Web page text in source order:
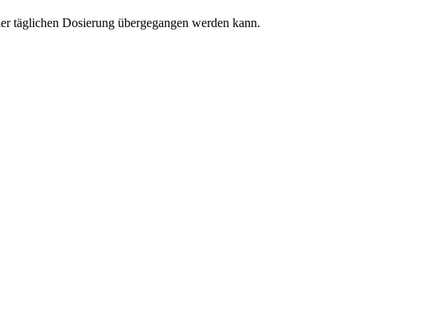
täglichen Dosierung übergegangen werden kann.